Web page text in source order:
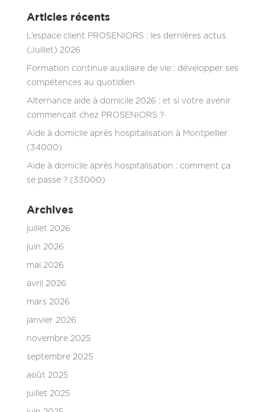
Articles récents
L’espace client PROSENIORS : les dernières actus
(Juillet) 2026
Formation continue auxiliaire de vie : développer ses
compétences au quotidien
Alternance aide à domicile 2026 : et si votre avenir
commençait chez PROSENIORS ?
Aide à domicile après hospitalisation à Montpellier
(34000)
Aide à domicile après hospitalisation : comment ça
se passe ? (33000)
Archives
juillet 2026
juin 2026
mai 2026
avril 2026
mars 2026
janvier 2026
novembre 2025
septembre 2025
août 2025
juillet 2025